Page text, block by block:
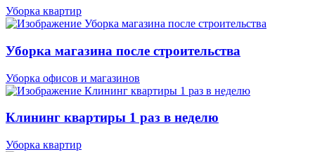
Уборка квартир
Уборка магазина после строительства
Уборка офисов и магазинов
Клининг квартиры 1 раз в неделю
Уборка квартир